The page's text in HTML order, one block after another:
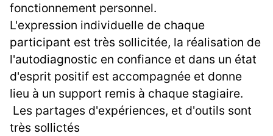
fonctionnement personnel.
L'expression individuelle de chaque
participant est très sollicitée, la réalisation de
l'autodiagnostic en confiance et dans un état
d'esprit positif est accompagnée et donne
lieu à un support remis à chaque stagiaire.
Les partages d'expériences, et d'outils sont
très sollictés